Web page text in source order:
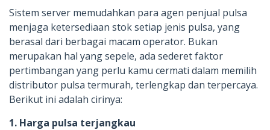
Sistem server memudahkan para agen penjual pulsa
menjaga ketersediaan stok setiap jenis pulsa, yang
berasal dari berbagai macam operator. Bukan
merupakan hal yang sepele, ada sederet faktor
pertimbangan yang perlu kamu cermati dalam memilih
distributor pulsa termurah, terlengkap dan terpercaya.
Berikut ini adalah cirinya:
1. Harga pulsa terjangkau